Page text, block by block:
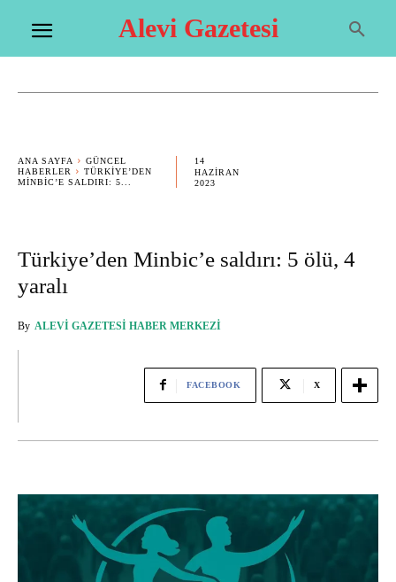
Alevi Gazetesi
ANA SAYFA
GÜNCEL
HABERLER
TÜRKIYE’DEN
MINBIC’E SALDIRI: 5...
14
HAZIRAN
2023
Türkiye’den Minbic’e saldırı: 5 ölü, 4
yaralı
By ALEVI GAZETESI HABER MERKEZI
FACEBOOK X